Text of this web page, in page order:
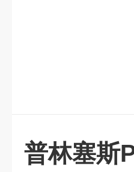
普林塞斯